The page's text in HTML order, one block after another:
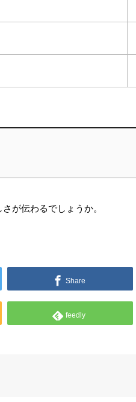
が伝わるでしょうか。
Share
feedly